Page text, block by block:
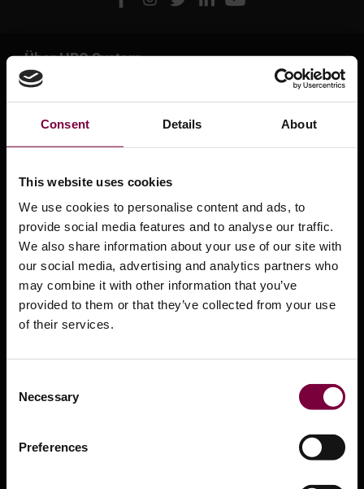
Consent Details About
This website uses cookies
We use cookies to personalise content and ads, to
provide social media features and to analyse our traffic.
We also share information about your use of our site with
our social media, advertising and analytics partners who
may combine it with other information that you’ve
provided to them or that they’ve collected from your use
of their services.
Selection
Necessary
Preferences
Über HBC System
Über HBC System
Leasing und Finanzierungsmöglichkeiten
Support-Center
Ausbildung
Sicherheitsdatenblätter
Produkt-Videos
Was ist Smart Repair?
Kontakt
Dienstleistungen